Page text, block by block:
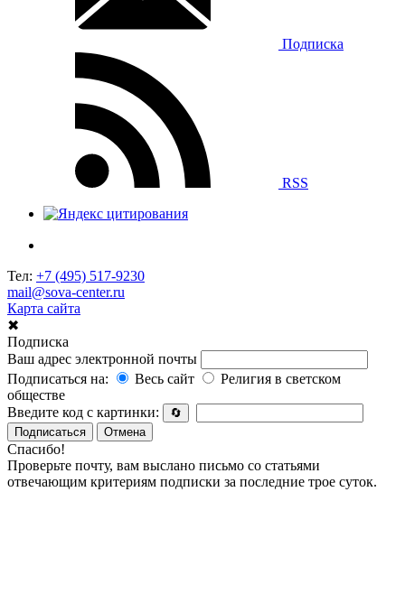
Подписка
RSS
Тел: +7 (495) 517-9230
mail@sova-center.ru
Карта сайта
✖
Подписка
Ваш адрес электронной почты
Подписаться на:
Весь сайт
Религия в светском
обществе
Введите код с картинки:
🔄
Подписаться
Отмена
Спасибо!
Проверьте почту, вам выслано письмо со статьями
отвечающим критериям подписки за последние трое суток.